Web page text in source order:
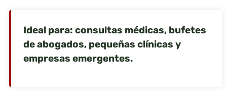
Ideal para: consultas médicas, bufetes
de abogados, pequeñas clínicas y
empresas emergentes.